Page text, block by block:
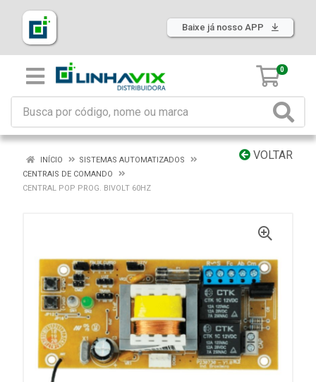
Baixe já nosso APP
0
VOLTAR
INÍCIO
SISTEMAS AUTOMATIZADOS
CENTRAIS DE COMANDO
CENTRAL POP PROG. BIVOLT 60HZ